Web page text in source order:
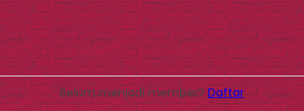
Belum menjadi member?Daftar